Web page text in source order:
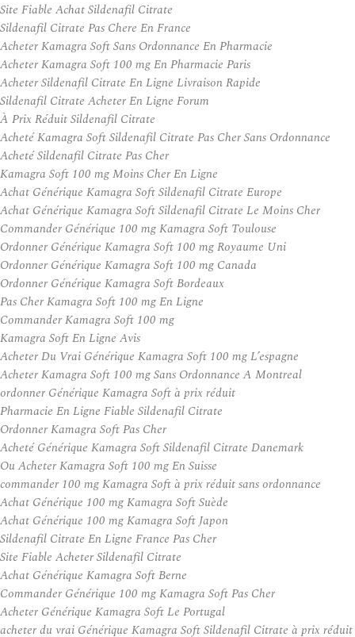
Site Fiable Achat Sildenafil Citrate
Sildenafil Citrate Pas Chere En France
Acheter Kamagra Soft Sans Ordonnance En Pharmacie
Acheter Kamagra Soft 100 mg En Pharmacie Paris
Acheter Sildenafil Citrate En Ligne Livraison Rapide
Sildenafil Citrate Acheter En Ligne Forum
À Prix Réduit Sildenafil Citrate
Acheté Kamagra Soft Sildenafil Citrate Pas Cher Sans Ordonnance
Acheté Sildenafil Citrate Pas Cher
Kamagra Soft 100 mg Moins Cher En Ligne
Achat Générique Kamagra Soft Sildenafil Citrate Europe
Achat Générique Kamagra Soft Sildenafil Citrate Le Moins Cher
Commander Générique 100 mg Kamagra Soft Toulouse
Ordonner Générique Kamagra Soft 100 mg Royaume Uni
Ordonner Générique Kamagra Soft 100 mg Canada
Ordonner Générique Kamagra Soft Bordeaux
Pas Cher Kamagra Soft 100 mg En Ligne
Commander Kamagra Soft 100 mg
Kamagra Soft En Ligne Avis
Acheter Du Vrai Générique Kamagra Soft 100 mg L’espagne
Acheter Kamagra Soft 100 mg Sans Ordonnance A Montreal
ordonner Générique Kamagra Soft à prix réduit
Pharmacie En Ligne Fiable Sildenafil Citrate
Ordonner Kamagra Soft Pas Cher
Acheté Générique Kamagra Soft Sildenafil Citrate Danemark
Ou Acheter Kamagra Soft 100 mg En Suisse
commander 100 mg Kamagra Soft à prix réduit sans ordonnance
Achat Générique 100 mg Kamagra Soft Suède
Achat Générique 100 mg Kamagra Soft Japon
Sildenafil Citrate En Ligne France Pas Cher
Site Fiable Acheter Sildenafil Citrate
Achat Générique Kamagra Soft Berne
Commander Générique 100 mg Kamagra Soft Pas Cher
Acheter Générique Kamagra Soft Le Portugal
acheter du vrai Générique Kamagra Soft Sildenafil Citrate à prix réduit